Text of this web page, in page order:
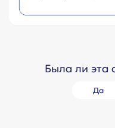
Была ли эта
Да